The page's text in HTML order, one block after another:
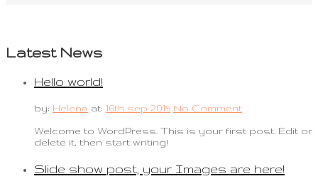
Latest News
Hello world!
by: Helena at: 16th sep 2015 No Comment
Welcome to WordPress. This is your first post. Edit or
delete it, then start writing!
Slide show post, your Images are here!